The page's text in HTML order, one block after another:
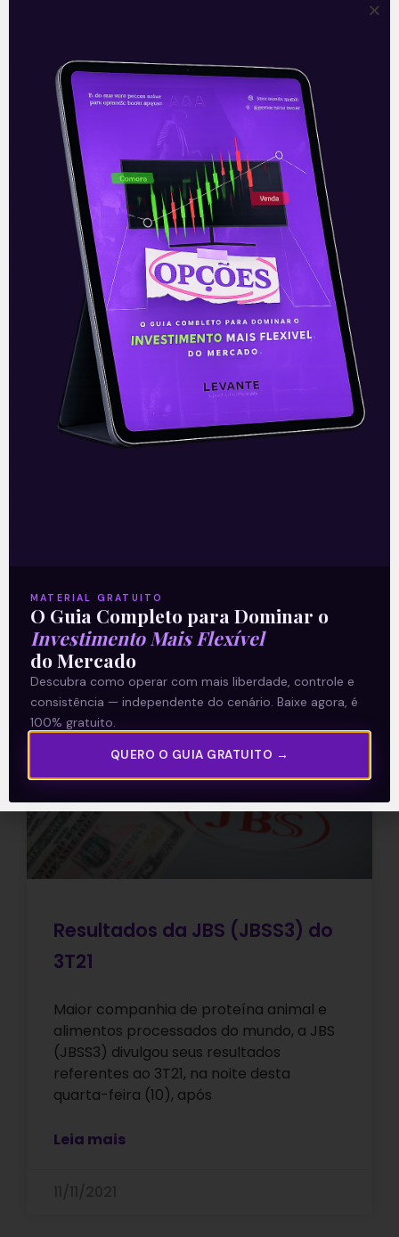
Leia mais
25/11/2021
E EU COM ISSO
JBS ingressa no mercado de
proteína cultivada
Leia mais
18/11/2021
E EU COM ISSO
Resultados da JBS (JBSS3) do
3T21
Maior companhia de proteína animal e
alimentos processados do mundo, a JBS
(JBSS3) divulgou seus resultados
referentes ao 3T21, na noite desta
quarta-feira (10), após
Leia mais
MATERIAL GRATUITO
O Guia Completo para Dominar o
Investimento Mais Flexível
do Mercado
Descubra como operar com mais liberdade, controle e
consistência — independente do cenário. Baixe agora, é
100% gratuito.
QUERO O GUIA GRATUITO →